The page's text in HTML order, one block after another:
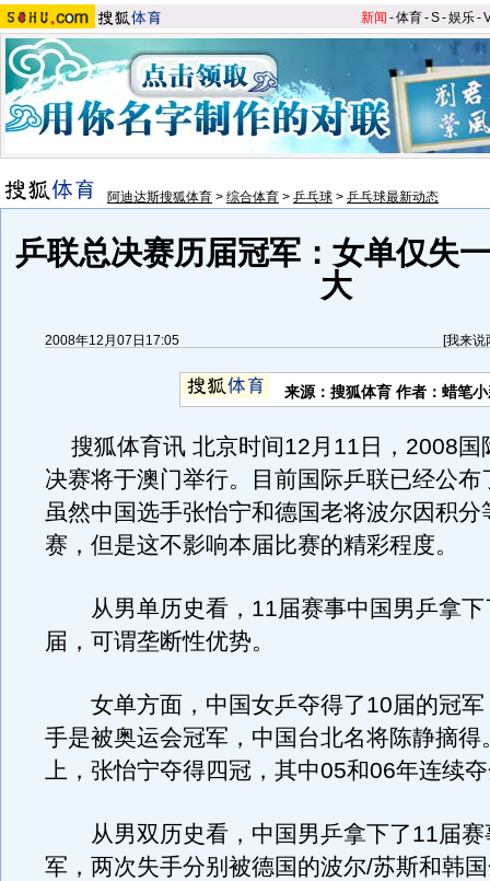
新闻 -体育-S-娱乐-
阿迪达斯搜狐体育 > 综合体育 > 乒乓球 > 乒乓球最新动态
乒联总决赛历届冠军：女单仅失
大
2008年12月07日17:05 [我来说
来源：搜狐体育 作者：蜡笔
搜狐体育讯 北京时间12月11日，2008国
决赛将于澳门举行。目前国际乒联已经公布
虽然中国选手张怡宁和德国老将波尔因积分
赛，但是这不影响本届比赛的精彩程度。
从男单历史看，11届赛事中国男乒拿下
届，可谓垄断性优势。
女单方面，中国女乒夺得了10届的冠军
手是被奥运会冠军，中国台北名将陈静摘得
上，张怡宁夺得四冠，其中05和06年连续
从男双历史看，中国男乒拿下了11届赛
军，两次失手分别被德国的波尔/苏斯和韩